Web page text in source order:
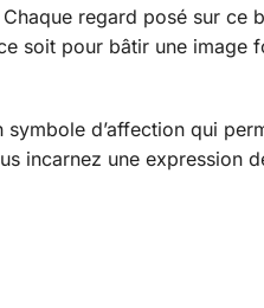
regard posé sur ce
soit pour bâtir une image
d’affection qui
incarnez une expression